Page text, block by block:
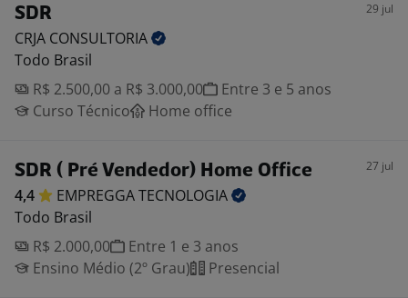
SDR 29 jul
CRJA CONSULTORIA
Todo Brasil
R$ 2.500,00 a R$ 3.000,00
Entre 3 e 5 anos
Curso Técnico
Home office
SDR ( Pré Vendedor) Home Office 27 jul
4,4 EMPREGGATECNOLOGIA
Todo Brasil
R$ 2.000,00
Entre 1 e 3 anos
Ensino Médio (2º Grau)
Presencial